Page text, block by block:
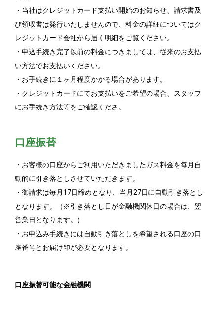
・当社はクレジットカード支払い開始のお知らせ、請求書及
び領収書は発行いたしませんので、料金の詳細についてはク
レジットカード会社から届く明細をご覧ください。
・申込手続き完了以前の料金につきましては、従来のお支払
い方法でお支払いください。
・お手続きに１ヶ月程度かかる場合があります。
・クレジットカードにてお支払いをご希望の場合、スタッフ
にお手続き方法等をご確認くださ。
口座振替
・お客様の口座からご利用いただきましたガス料金を毎月自
動的に引き落としさせていただきます。
・御請求は毎月17日締めとなり、当月27日に自動引き落とし
となります。（※引き落とし日が金融機関休日の場合は、翌
営業日となります。）
・お申込み手続きには自動引き落としを希望される口座の口
座番号とお届け印が必要となります。
口座振替可能な金融機関